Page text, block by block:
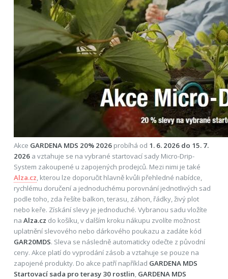
Akce GARDENA MDS 20% 2026probíhá od 1. 6. 2026 do 15. 7.
2026a vztahuje se na vybrané startovací sady Micro-Drip-
System zakoupené u zapojených prodejců. Mezi nimi je také
Alza.cz, kterou lze doporučit hlavně kvůli přehledné nabídce,
rychlému doručení a jednoduchému porovnání jednotlivých sad
podle toho, zda řešíte balkon, terasu, záhon, řádky, živý plot
nebo keře. Získání slevy je jednoduché. Vybranou sadu vložíte
na Alza.cz do košíku, v dalším kroku nákupu zvolíte možnost
uplatnění slevového nebo dárkového poukazu a zadáte kód
GAR20MDS. Sleva se následně automaticky odečte z původní
ceny. Akce platí do vyprodání zásob a vztahuje se pouze na
zapojené produkty. Do akce patří například GARDENA MDS
Startovací sada pro terasy 30 rostlin, GARDENA MDS